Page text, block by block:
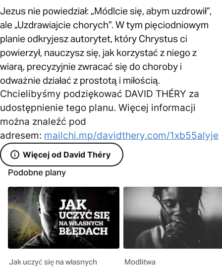
Jezus nie powiedział: „Módlcie się, abym uzdrowił”,
ale „Uzdrawiajcie chorych”. W tym pięciodniowym
planie odkryjesz autorytet, który Chrystus ci
powierzył, nauczysz się, jak korzystać z niego z
wiarą, precyzyjnie zwracać się do choroby i
odważnie działać z prostotą i miłością.
Chcielibyśmy podziękować DAVID THÉRY za
udostępnienie tego planu. Więcej informacji
można znaleźć pod
adresem: mailchi.mp/davidthery.com/1xb55alyje
Więcej od David Théry
Podobne plany
Jak uczyć się na własnych
Modlitwa